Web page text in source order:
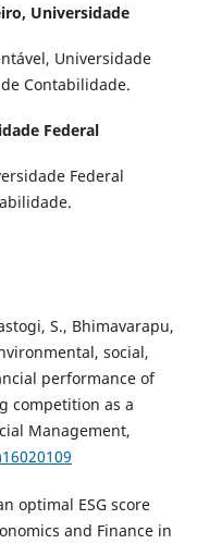
Universidade
Universidade
Contabilidade.
Federal
Federal
S., Bhimavarapu,
social,
performance of
competition as a
Management,
optimal ESG score
and Finance in